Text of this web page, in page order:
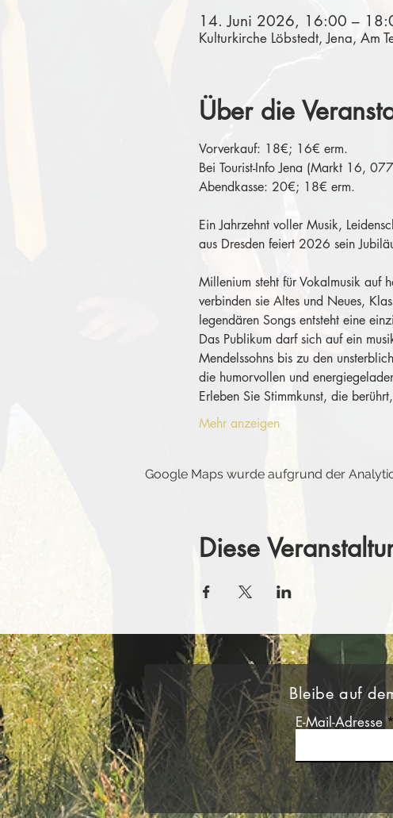
14. Juni 2026, 16:00 –
Kulturkirche Löbstedt, Jena, Am
Über die
Vorverkauf: 18€; 16€ erm.
Bei Tourist-Info Jena (Markt 16,
Abendkasse: 20€; 18€ erm.
Ein Jahrzehnt voller Musik,
aus Dresden feiert 2026 sein
Millenium steht für Vokalmusik auf
verbinden sie Altes und Neues,
legendären Songs entsteht eine
Das Publikum darf sich auf ein
Mendelssohns bis zu den
die humorvollen und
Erleben Sie Stimmkunst, die
Mehr anzeigen
Google Maps wurde aufgrund der
Diese
Bleibe auf
E-Mail-Adresse